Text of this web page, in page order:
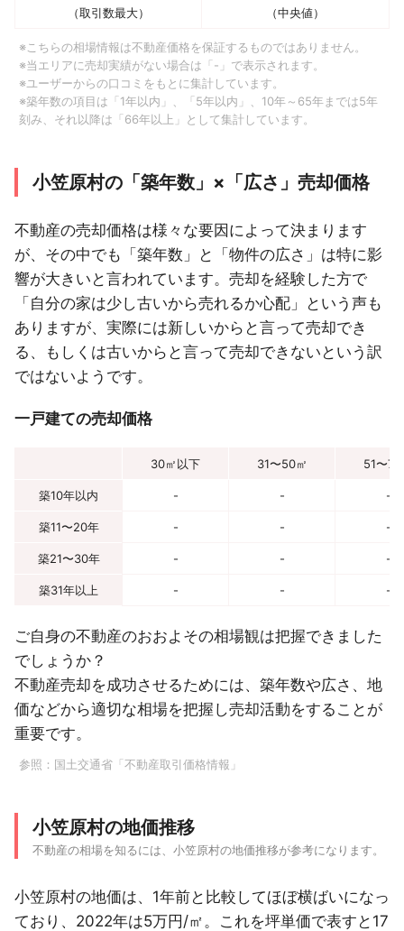
（取引数最大） （中央値）
※こちらの相場情報は不動産価格を保証するものではありません。
※当エリアに売却実績がない場合は「-」で表示されます。
※ユーザーからの口コミをもとに集計しています。
※築年数の項目は「1年以内」、「5年以内」、10年～65年までは5年
刻み、それ以降は「66年以上」として集計しています。
小笠原村の「築年数」×「広さ」売却価格
不動産の売却価格は様々な要因によって決まります
が、その中でも「築年数」と「物件の広さ」は特に影
響が大きいと言われています。売却を経験した方で
「自分の家は少し古いから売れるか心配」という声も
ありますが、実際には新しいからと言って売却でき
る、もしくは古いからと言って売却できないという訳
ではないようです。
一戸建ての売却価格
30㎡以下 31〜50㎡ 51〜70
築10年以内 - - -
築11〜20年 - - -
築21〜30年 - - -
築31年以上 - - -
ご自身の不動産のおおよその相場観は把握できました
でしょうか？
不動産売却を成功させるためには、築年数や広さ、地
価などから適切な相場を把握し売却活動をすることが
重要です。
参照： 国土交通省「不動産取引価格情報」
小笠原村の地価推移
不動産の相場を知るには、小笠原村の地価推移が参考になります。
小笠原村の地価は、1年前と比較してほぼ横ばいになっ
ており、2022年は5万円/㎡。これを坪単価で表すと17